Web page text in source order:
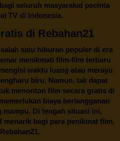
seluruh masyarakat pecinta
TV di Indonesia.
di Rebahan21
satu hiburan populer di era
menikmati film-film terbaru
waktu luang atau merayu
biru. Namun, tak dapat
menonton film secara gratis di
biaya berlangganan
mampu. Di tengah situasi ini,
bagi para penikmat film,
Rebahan21.